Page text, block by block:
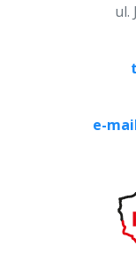
ul.
e-